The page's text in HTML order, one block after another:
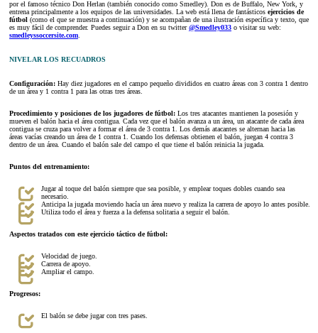
por el famoso técnico Don Herlan (también conocido como Smedley). Don es de Buffalo, New York, y
entrena principalmente a los equipos de las universidades. La web está llena de fantásticos ejercicios de
fútbol (como el que se muestra a continuación) y se acompañan de una ilustración específica y texto, que
es muy fácil de comprender. Puedes seguir a Don en su twitter@Smedley033 o visitar su web:
smedleyssoccersite.com
NIVELAR LOS RECUADROS
Configuración: Hay diez jugadores en el campo pequeño divididos en cuatro áreas con 3 contra 1 dentro
de un área y 1 contra 1 para las otras tres áreas.
Procedimiento y posiciones de los jugadores de fútbol: Los tres atacantes mantienen la posesión y
mueven el balón hacia el área contigua. Cada vez que el balón avanza a un área, un atacante de cada área
contigua se cruza para volver a formar el área de 3 contra 1. Los demás atacantes se alternan hacia las
áreas vacías creando un área de 1 contra 1. Cuando los defensas obtienen el balón, juegan 4 contra 3
dentro de un área. Cuando el balón sale del campo el que tiene el balón reinicia la jugada.
Puntos del entrenamiento:
Jugar al toque del balón siempre que sea posible, y emplear toques dobles cuando sea
necesario.
Anticipa la jugada moviendo hacía un área nuevo y realiza la carrera de apoyo lo antes posible.
Utiliza todo el área y fuerza a la defensa solitaria a seguir el balón.
Aspectos tratados con este ejercicio táctico de fútbol:
Velocidad de juego.
Carrera de apoyo.
Ampliar el campo.
Progresos:
El balón se debe jugar con tres pases.